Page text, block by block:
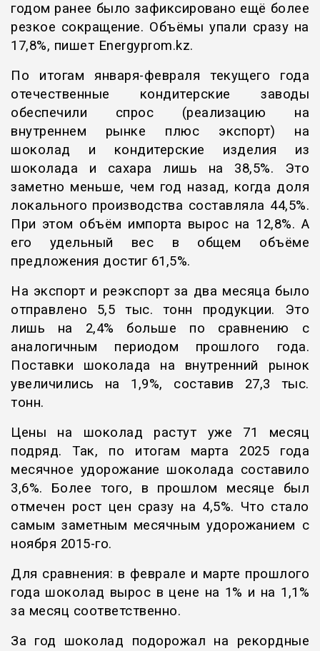
годом ранее было зафиксировано ещё более
резкое сокращение. Объёмы упали сразу на
17,8%, пишет Еnergyprom.kz.
По итогам января-февраля текущего года
отечественные кондитерские заводы
обеспечили спрос (реализацию на
внутреннем рынке плюс экспорт) на
шоколад и кондитерские изделия из
шоколада и сахара лишь на 38,5%. Это
заметно меньше, чем год назад, когда доля
локального производства составляла 44,5%.
При этом объём импорта вырос на 12,8%. А
его удельный вес в общем объёме
предложения достиг 61,5%.
На экспорт и реэкспорт за два месяца было
отправлено 5,5 тыс. тонн продукции. Это
лишь на 2,4% больше по сравнению с
аналогичным периодом прошлого года.
Поставки шоколада на внутренний рынок
увеличились на 1,9%, составив 27,3 тыс.
тонн.
Цены на шоколад растут уже 71 месяц
подряд. Так, по итогам марта 2025 года
месячное удорожание шоколада составило
3,6%. Более того, в прошлом месяце был
отмечен рост цен сразу на 4,5%. Что стало
самым заметным месячным удорожанием с
ноября 2015-го.
Для сравнения: в феврале и марте прошлого
года шоколад вырос в цене на 1% и на 1,1%
за месяц соответственно.
За год шоколад подорожал на рекордные